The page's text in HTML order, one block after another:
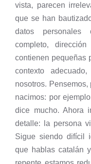
vista, parecen
que se han
datos personales
completo,
contienen pequeñas
contexto
nosotros.
nacimos: por
dice mucho. Ahora
detalle: la persona
Sigue siendo difícil
que hablas catalán